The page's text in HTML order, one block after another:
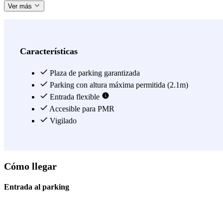
Ver más
Características
Plaza de parking garantizada
Parking con altura máxima permitida (2.1m)
Entrada flexible
Accesible para PMR
Vigilado
Cómo llegar
Entrada al parking